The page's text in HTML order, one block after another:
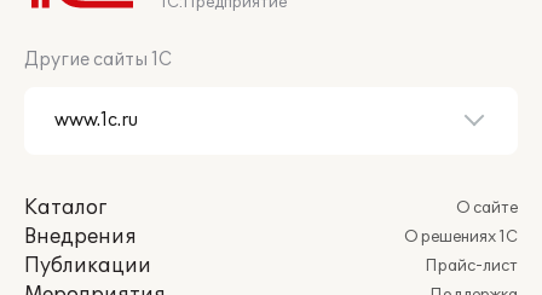
Другие сайты 1С
Каталог
Внедрения
Публикации
О сайте
О решениях 1С
Прайс-лист